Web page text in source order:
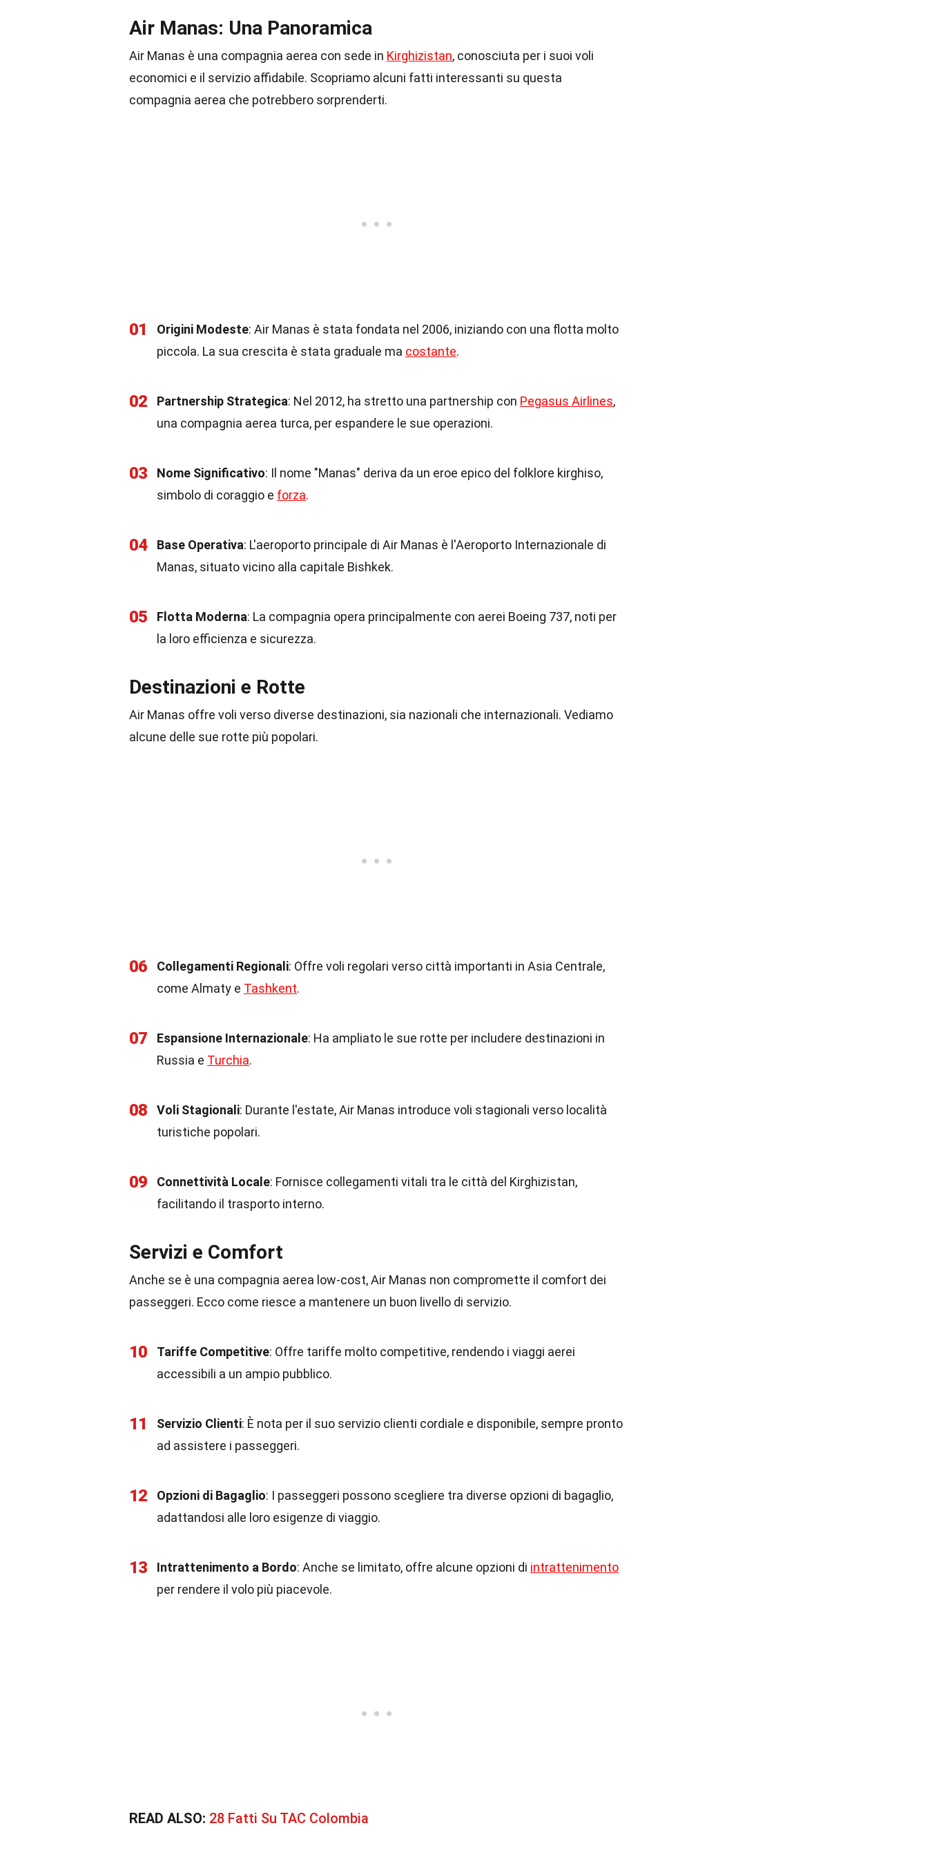
Air Manas: Una Panoramica
Air Manas è una compagnia aerea con sede in Kirghizistan, conosciuta per i suoi voli
economici e il servizio affidabile. Scopriamo alcuni fatti interessanti su questa
compagnia aerea che potrebbero sorprenderti.
01 Origini Modeste: Air Manas è stata fondata nel 2006, iniziando con una flotta molto
piccola. La sua crescita è stata graduale ma costante.
02 Partnership Strategica: Nel 2012, ha stretto una partnership con Pegasus Airlines,
una compagnia aerea turca, per espandere le sue operazioni.
03 Nome Significativo: Il nome "Manas" deriva da un eroe epico del folklore kirghiso,
simbolo di coraggio e forza.
04 Base Operativa: L'aeroporto principale di Air Manas è l'Aeroporto Internazionale di
Manas, situato vicino alla capitale Bishkek.
05 Flotta Moderna: La compagnia opera principalmente con aerei Boeing 737, noti per
la loro efficienza e sicurezza.
Destinazioni e Rotte
Air Manas offre voli verso diverse destinazioni, sia nazionali che internazionali. Vediamo
alcune delle sue rotte più popolari.
06 Collegamenti Regionali: Offre voli regolari verso città importanti in Asia Centrale,
come Almaty e Tashkent.
07 Espansione Internazionale: Ha ampliato le sue rotte per includere destinazioni in
Russia e Turchia.
08 Voli Stagionali: Durante l'estate, Air Manas introduce voli stagionali verso località
turistiche popolari.
09 Connettività Locale: Fornisce collegamenti vitali tra le città del Kirghizistan,
facilitando il trasporto interno.
Servizi e Comfort
Anche se è una compagnia aerea low-cost, Air Manas non compromette il comfort dei
passeggeri. Ecco come riesce a mantenere un buon livello di servizio.
10 Tariffe Competitive: Offre tariffe molto competitive, rendendo i viaggi aerei
accessibili a un ampio pubblico.
11 Servizio Clienti: È nota per il suo servizio clienti cordiale e disponibile, sempre pronto
ad assistere i passeggeri.
12 Opzioni di Bagaglio: I passeggeri possono scegliere tra diverse opzioni di bagaglio,
adattandosi alle loro esigenze di viaggio.
13 Intrattenimento a Bordo: Anche se limitato, offre alcune opzioni di intrattenimento
per rendere il volo più piacevole.
READ ALSO: 28 Fatti Su TAC Colombia